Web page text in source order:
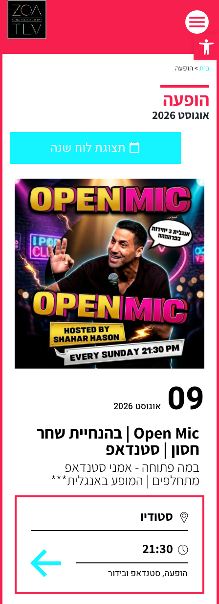
פתח סרגל נגישות
בית>הופעה
הופעה
אוגוסט 2026
תצוגת לוח שנה
09 אוגוסט 2026
Open Mic | בהנחיית שחר
חסון | סטנדאפ
במה פתוחה - אמני סטנדאפ
מתחלפים | המופע באנגלית***
סטודיו
21:30
הופעה, סטנדאפ ובידור